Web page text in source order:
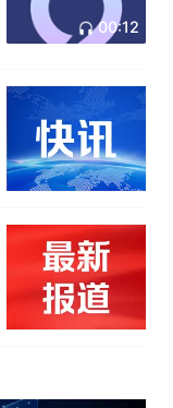
00:12